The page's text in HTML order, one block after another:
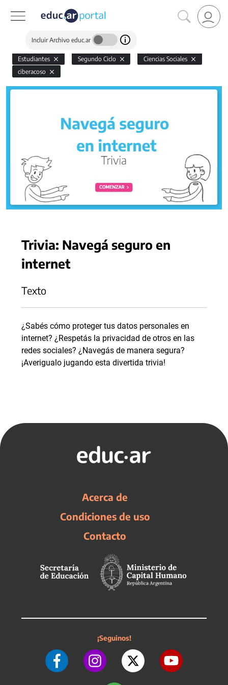
Incluir Archivo educ.ar
Estudiantes Segundo Ciclo
Ciencias Sociales
ciberacoso
Trivia: Navegá seguro en
internet
Texto
¿Sabés cómo proteger tus datos personales en
internet? ¿Respetás la privacidad de otros en las
redes sociales? ¿Navegás de manera segura?
¡Averigualo jugando esta divertida trivia!
Acerca de
Condiciones de uso
Contacto
¡Seguinos!